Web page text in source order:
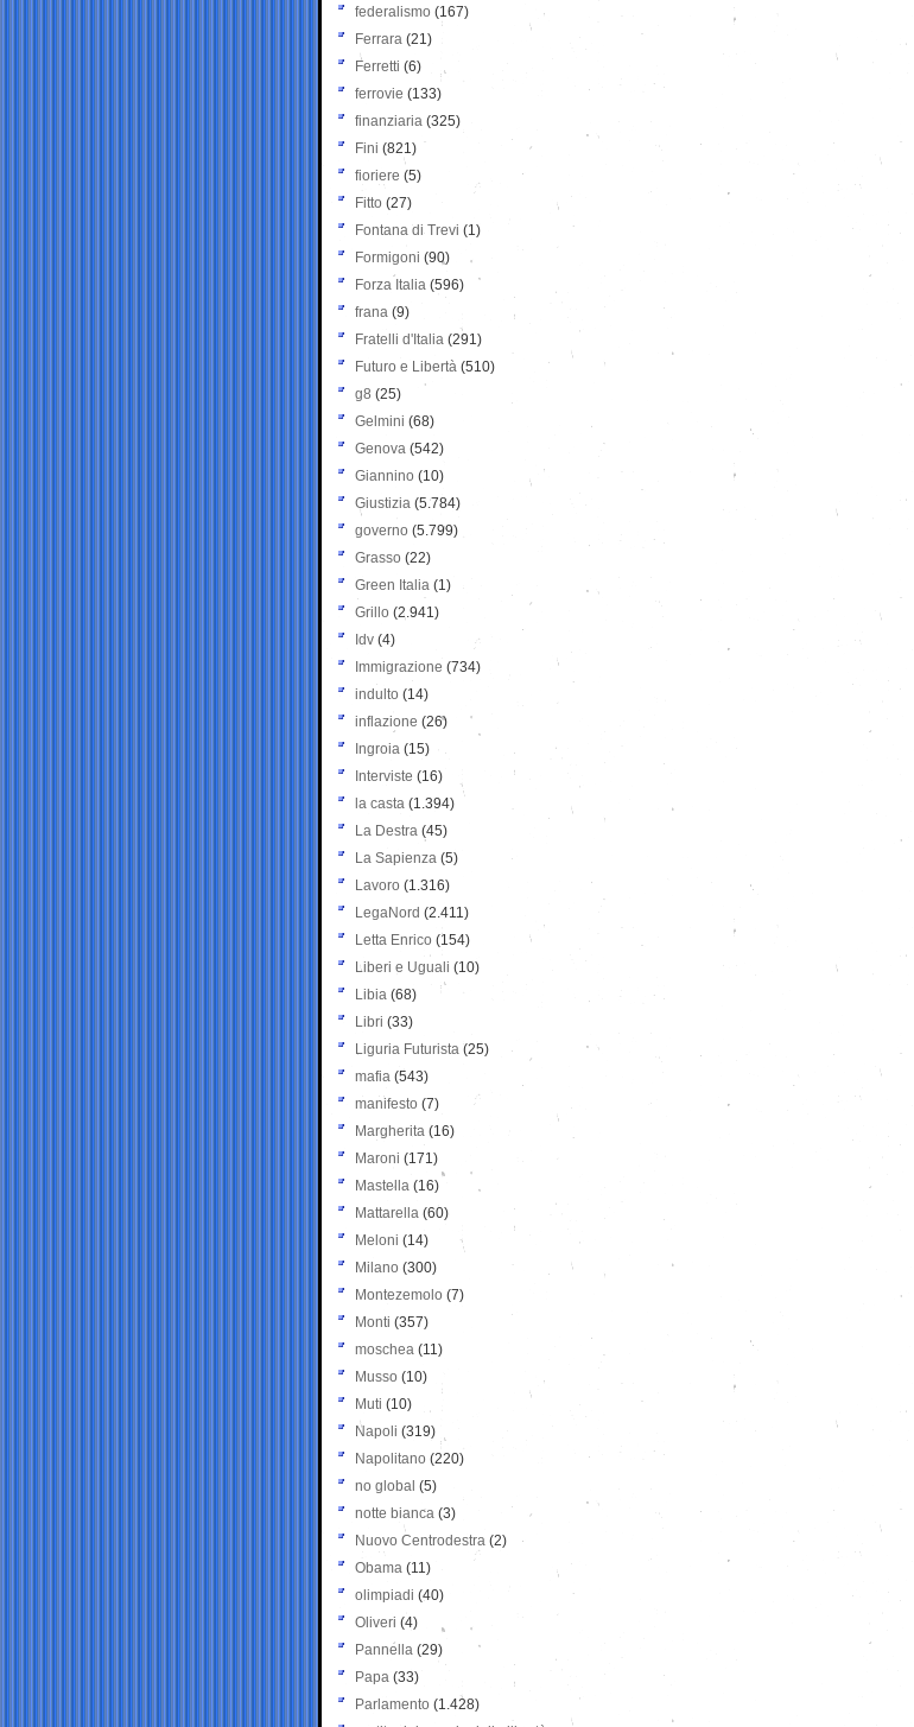
federalismo (167)
Ferrara (21)
Ferretti (6)
ferrovie (133)
finanziaria (325)
Fini (821)
fioriere (5)
Fitto (27)
Fontana di Trevi (1)
Formigoni (90)
Forza Italia (596)
frana (9)
Fratelli d'Italia (291)
Futuro e Libertà (510)
g8 (25)
Gelmini (68)
Genova (542)
Giannino (10)
Giustizia (5.784)
governo (5.799)
Grasso (22)
Green Italia (1)
Grillo (2.941)
Idv (4)
Immigrazione (734)
indulto (14)
inflazione (26)
Ingroia (15)
Interviste (16)
la casta (1.394)
La Destra (45)
La Sapienza (5)
Lavoro (1.316)
LegaNord (2.411)
Letta Enrico (154)
Liberi e Uguali (10)
Libia (68)
Libri (33)
Liguria Futurista (25)
mafia (543)
manifesto (7)
Margherita (16)
Maroni (171)
Mastella (16)
Mattarella (60)
Meloni (14)
Milano (300)
Montezemolo (7)
Monti (357)
moschea (11)
Musso (10)
Muti (10)
Napoli (319)
Napolitano (220)
no global (5)
notte bianca (3)
Nuovo Centrodestra (2)
Obama (11)
olimpiadi (40)
Oliveri (4)
Pannella (29)
Papa (33)
Parlamento (1.428)